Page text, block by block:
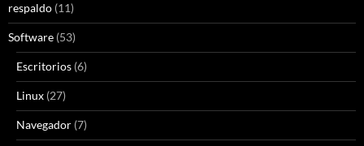
respaldo (11)
Software (53)
Escritorios (6)
Linux (27)
Navegador (7)